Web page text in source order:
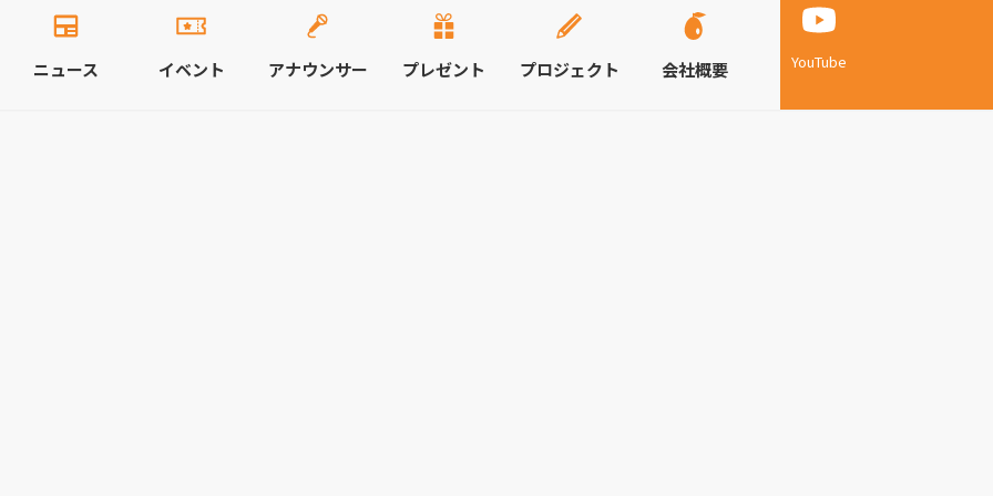
YouTube
ニュース イベント アナウンサー プレゼント プロジェクト 会社概要